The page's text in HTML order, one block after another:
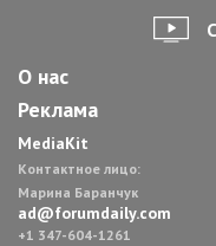
О нас
Реклама
MediaKit
Контактное лицо:
Марина Баранчук
ad@forumdaily.com
+1 347-604-1261